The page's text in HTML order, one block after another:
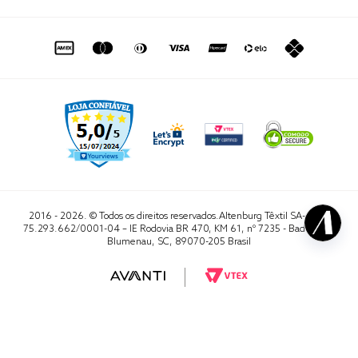
sac@altenburg.com.br
2016 - 2026. © Todos os direitos reservados.Altenburg Têxtil SA- CNPJ
75.293.662/0001-04 – IE Rodovia BR 470, KM 61, nº 7235 - Badenfurt,
Blumenau, SC, 89070-205 Brasil